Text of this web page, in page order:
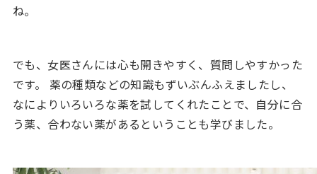
ね。
でも、女医さんには心も開きやすく、質問しやすかった
です。 薬の種類などの知識もずいぶんふえましたし、
なによりいろいろな薬を試してくれたことで、自分に合
う薬、合わない薬があるということも学びました。